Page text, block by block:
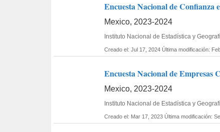
Encuesta Nacional de Confianza
Mexico, 2023-2024
Instituto Nacional de Estadística y
Creado el: Jul 17, 2024 Última modificación:
Encuesta Nacional de Empresas
Mexico, 2023-2024
Instituto Nacional de Estadística y
Creado el: Mar 17, 2023 Última modificación: